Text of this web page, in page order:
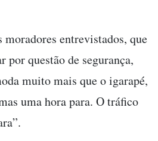
moradores entrevistados, que
questão de segurança,
muito mais que o igarapé,
uma hora para. O tráfico